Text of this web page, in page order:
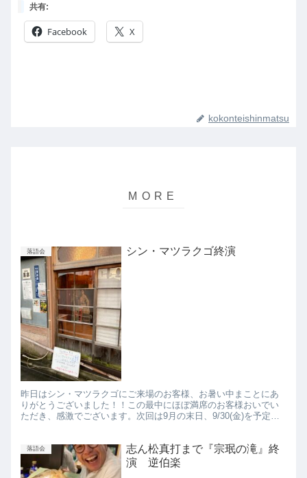
共有:
Facebook X
kokonteishinmatsu
落語会 シン・マツラクゴ終演
昨日はシン・マツラクゴにご来場のお客様、お暑い中まことにあ
りがとうございました！！この最中にほぼ満席のお客様おいでい
ただき、感激でございます。次回は9月の末日、9/30(金)を予定し
落語会
志ん松真打まで『宗珉の滝』終
演 逆伯楽